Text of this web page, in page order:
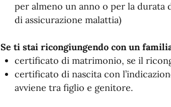
per almeno un anno o per la durata
di assicurazione malattia)
Se ti stai ricongiungendo con un
certificato di matrimonio, se il
certificato di nascita con
avviene tra figlio e genitore.